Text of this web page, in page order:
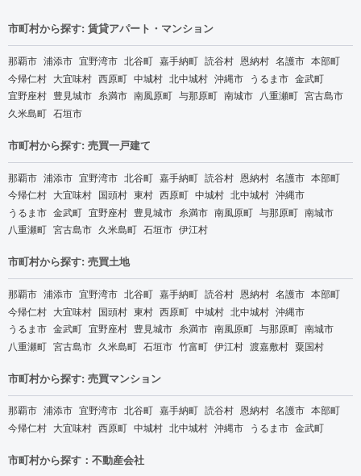
市町村から探す: 賃貸アパート・マンション
那覇市 浦添市 宜野湾市 北谷町 嘉手納町 読谷村 恩納村 名護市 本部町
今帰仁村 大宜味村 西原町 中城村 北中城村 沖縄市 うるま市 金武町
宜野座村 豊見城市 糸満市 南風原町 与那原町 南城市 八重瀬町 宮古島市
久米島町 石垣市
市町村から探す: 売買一戸建て
那覇市 浦添市 宜野湾市 北谷町 嘉手納町 読谷村 恩納村 名護市 本部町
今帰仁村 大宜味村 国頭村 東村 西原町 中城村 北中城村 沖縄市
うるま市 金武町 宜野座村 豊見城市 糸満市 南風原町 与那原町 南城市
八重瀬町 宮古島市 久米島町 石垣市 伊江村
市町村から探す: 売買土地
那覇市 浦添市 宜野湾市 北谷町 嘉手納町 読谷村 恩納村 名護市 本部町
今帰仁村 大宜味村 国頭村 東村 西原町 中城村 北中城村 沖縄市
うるま市 金武町 宜野座村 豊見城市 糸満市 南風原町 与那原町 南城市
八重瀬町 宮古島市 久米島町 石垣市 竹富町 伊江村 渡嘉敷村 粟国村
市町村から探す: 売買マンション
那覇市 浦添市 宜野湾市 北谷町 嘉手納町 読谷村 恩納村 名護市 本部町
今帰仁村 大宜味村 西原町 中城村 北中城村 沖縄市 うるま市 金武町
市町村から探す：不動産会社